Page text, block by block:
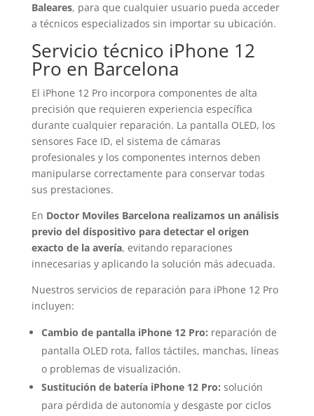
Baleares, para que cualquier usuario pueda acceder
a técnicos especializados sin importar su ubicación.
Servicio técnico iPhone 12
Pro en Barcelona
El iPhone 12 Pro incorpora componentes de alta
precisión que requieren experiencia específica
durante cualquier reparación. La pantalla OLED, los
sensores Face ID, el sistema de cámaras
profesionales y los componentes internos deben
manipularse correctamente para conservar todas
sus prestaciones.
En Doctor Moviles Barcelona realizamos un análisis
previo del dispositivo para detectar el origen
exacto de la avería, evitando reparaciones
innecesarias y aplicando la solución más adecuada.
Nuestros servicios de reparación para iPhone 12 Pro
incluyen:
Cambio de pantalla iPhone 12 Pro: reparación de
pantalla OLED rota, fallos táctiles, manchas, líneas
o problemas de visualización.
Sustitución de batería iPhone 12 Pro: solución
para pérdida de autonomía y desgaste por ciclos